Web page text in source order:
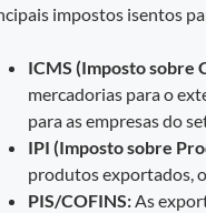
impostos isentos
ICMS (Imposto sobre
mercadorias para o
para as empresas do
IPI (Imposto sobre
produtos exportados,
PIS/COFINS:As